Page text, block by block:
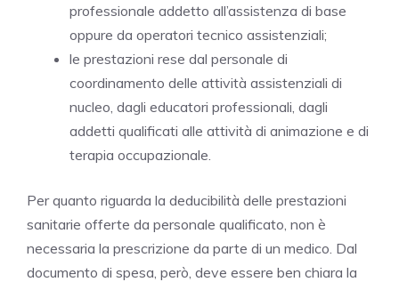
professionale addetto all’assistenza di base
oppure da operatori tecnico assistenziali;
le prestazioni rese dal personale di
coordinamento delle attività assistenziali di
nucleo, dagli educatori professionali, dagli
addetti qualificati alle attività di animazione e di
terapia occupazionale.
Per quanto riguarda la deducibilità delle prestazioni
sanitarie offerte da personale qualificato, non è
necessaria la prescrizione da parte di un medico. Dal
documento di spesa, però, deve essere ben chiara la